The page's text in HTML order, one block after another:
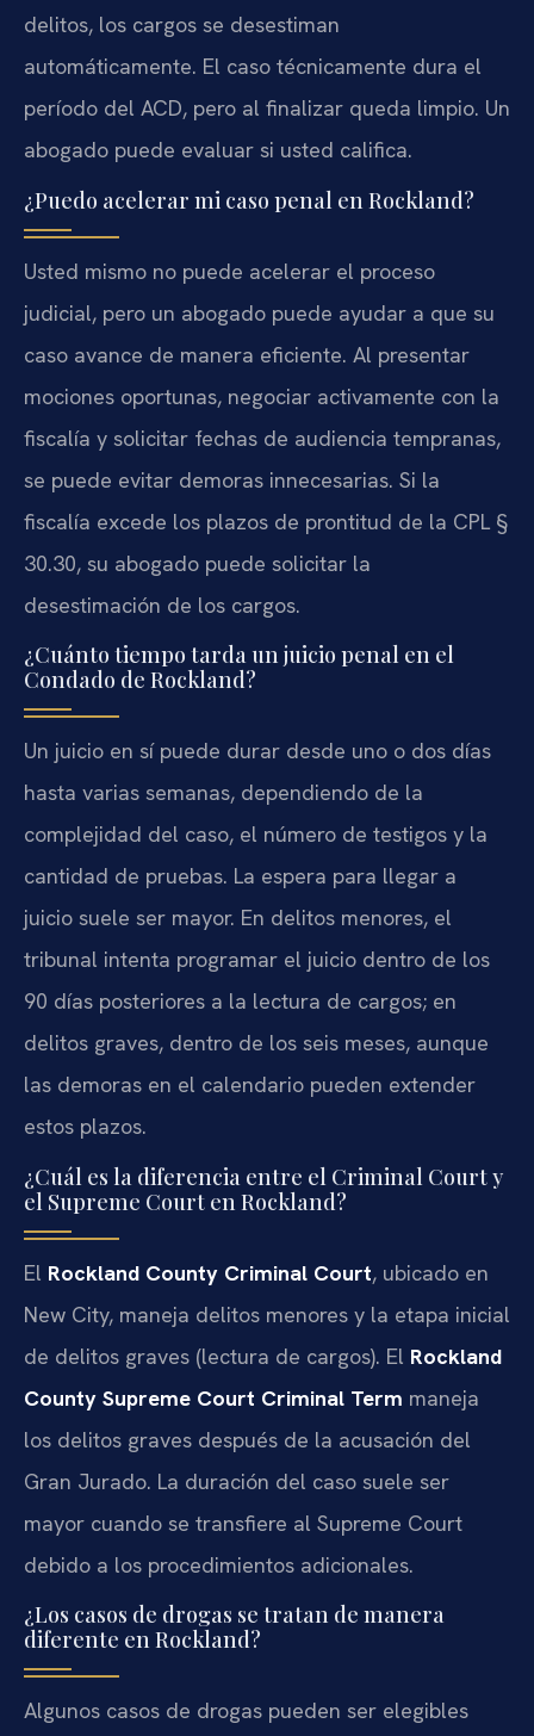
delitos, los cargos se desestiman
automáticamente. El caso técnicamente dura el
período del ACD, pero al finalizar queda limpio. Un
abogado puede evaluar si usted califica.
¿Puedo acelerar mi caso penal en Rockland?
Usted mismo no puede acelerar el proceso
judicial, pero un abogado puede ayudar a que su
caso avance de manera eficiente. Al presentar
mociones oportunas, negociar activamente con la
fiscalía y solicitar fechas de audiencia tempranas,
se puede evitar demoras innecesarias. Si la
fiscalía excede los plazos de prontitud de la CPL §
30.30, su abogado puede solicitar la
desestimación de los cargos.
¿Cuánto tiempo tarda un juicio penal en el
Condado de Rockland?
Un juicio en sí puede durar desde uno o dos días
hasta varias semanas, dependiendo de la
complejidad del caso, el número de testigos y la
cantidad de pruebas. La espera para llegar a
juicio suele ser mayor. En delitos menores, el
tribunal intenta programar el juicio dentro de los
90 días posteriores a la lectura de cargos; en
delitos graves, dentro de los seis meses, aunque
las demoras en el calendario pueden extender
estos plazos.
¿Cuál es la diferencia entre el Criminal Court y
el Supreme Court en Rockland?
El Rockland County Criminal Court, ubicado en
New City, maneja delitos menores y la etapa inicial
de delitos graves (lectura de cargos). El Rockland
County Supreme Court Criminal Term maneja
los delitos graves después de la acusación del
Gran Jurado. La duración del caso suele ser
mayor cuando se transfiere al Supreme Court
debido a los procedimientos adicionales.
¿Los casos de drogas se tratan de manera
diferente en Rockland?
Algunos casos de drogas pueden ser elegibles